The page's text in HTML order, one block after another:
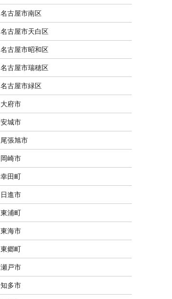
名古屋市南区
名古屋市天白区
名古屋市昭和区
名古屋市瑞穂区
名古屋市緑区
大府市
安城市
尾張旭市
岡崎市
幸田町
日進市
東浦町
東海市
東郷町
瀬戸市
知多市